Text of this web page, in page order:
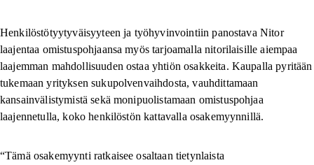
Henkilöstötyytyväisyyteen ja työhyvinvointiin panostava Nitor
laajentaa omistuspohjaansa myös tarjoamalla nitorilaisille aiempaa
laajemman mahdollisuuden ostaa yhtiön osakkeita. Kaupalla pyritään
tukemaan yrityksen sukupolvenvaihdosta, vauhdittamaan
kansainvälistymistä sekä monipuolistamaan omistuspohjaa
laajennetulla, koko henkilöstön kattavalla osakemyynnillä.
“Tämä osakemyynti ratkaisee osaltaan tietynlaista